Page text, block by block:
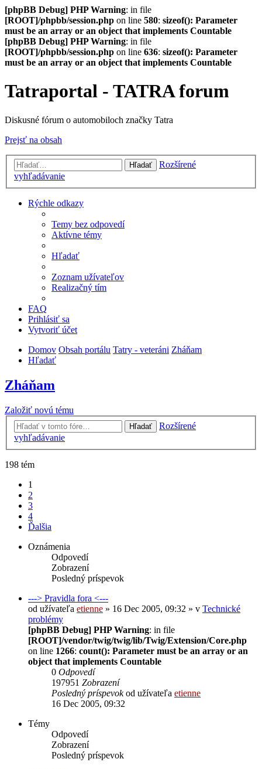
[phpBB Debug] PHP Warning: in file
[ROOT]/phpbb/session.php on line 580: sizeof(): Parameter
must be an array or an object that implements Countable
[phpBB Debug] PHP Warning: in file
[ROOT]/phpbb/session.php on line 636: sizeof(): Parameter
must be an array or an object that implements Countable
Tatraportal - TATRA forum
Diskusné fórum o automobiloch značky Tatra
Prejsť na obsah
Hľadať
Rozšírené
vyhľadávanie
Rýchle odkazy
Temy bez odpovedí
Aktívne témy
Hľadať
Zoznam užívateľov
Realizačný tím
FAQ
Prihlásiť sa
Vytvoriť účet
Domov Obsah portálu Tatry - veteráni Zháňam
Hľadať
Zháňam
Založiť novú tému
Hľadať
Rozšírené
vyhľadávanie
198 tém
1
2
3
4
Ďalšia
Oznámenia
Odpovedí
Zobrazení
Posledný príspevok
---> Pravidla fora <---
od užívateľa etienne » 16 Dec 2005, 09:32 » v Technické
problémy
[phpBB Debug] PHP Warning: in file
[ROOT]/vendor/twig/twig/lib/Twig/Extension/Core.php
on line 1266: count(): Parameter must be an array or an
object that implements Countable
0 Odpovedí
197951 Zobrazení
Posledný príspevokod užívateľa etienne
16 Dec 2005, 09:32
Témy
Odpovedí
Zobrazení
Posledný príspevok